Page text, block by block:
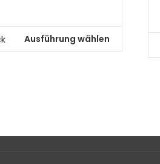
Ausführung wählen